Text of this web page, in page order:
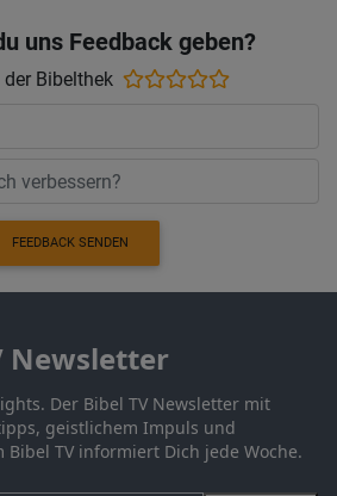
uns Feedback geben?
Bibelthek
FEEDBACK SENDEN
Newsletter
Der Bibel TV Newsletter mit
geistlichem Impuls und
TV informiert Dich jede Woche.